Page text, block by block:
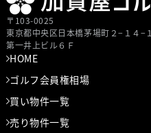
〒103-0025
東京都中央区⽇本橋茅場町２−１４−１
第⼀井上ビル６Ｆ
HOME
ゴルフ会員権相場
買い物件一覧
売り物件一覧